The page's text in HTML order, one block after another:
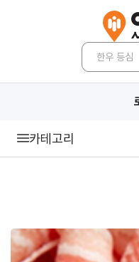
카테고리
유지류
장류
소스류
설탕 감미료